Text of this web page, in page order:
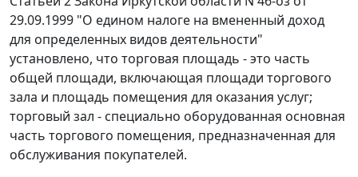
29.09.1999 "О едином налоге на вмененный доход
для определенных видов деятельности"
установлено, что торговая площадь - это часть
общей площади, включающая площади торгового
зала и площадь помещения для оказания услуг;
торговый зал - специально оборудованная основная
часть торгового помещения, предназначенная для
обслуживания покупателей.